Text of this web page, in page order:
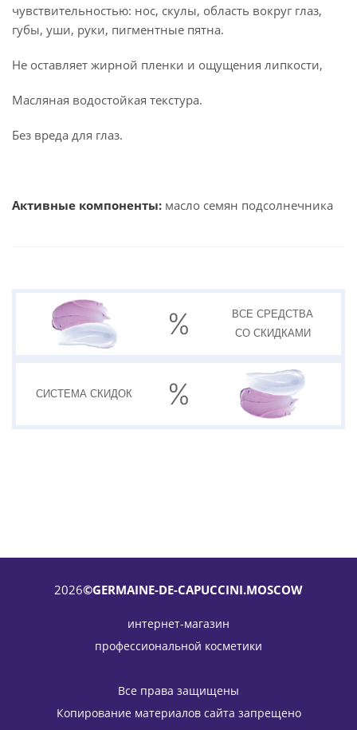
чувствительностью: нос, скулы, область вокруг глаз,
губы, уши, руки, пигментные пятна.
Не оставляет жирной пленки и ощущения липкости,
Масляная водостойкая текстура.
Без вреда для глаз.
Активные компоненты: масло семян подсолнечника
ВСЕ СРЕДСТВА
СО СКИДКАМИ
СИСТЕМАСКИДОК
6 086руб. /шт 7 160руб.
-15% Экономия 1 074руб.
2026©GERMAINE-DE-CAPUCCINI.MOSCOW
интернет-магазин
профессиональной косметики
Все права защищены
Копирование материалов сайта запрещено